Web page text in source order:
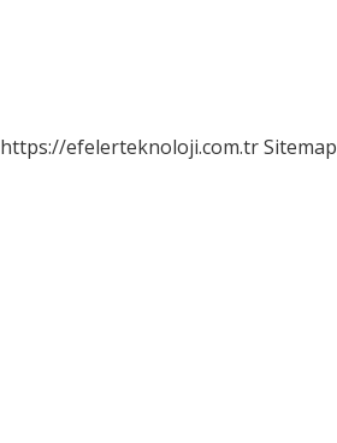
https://efelerteknoloji.com.trSitemap